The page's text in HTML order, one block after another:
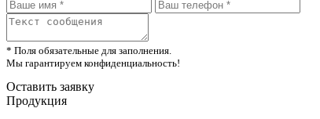
* Поля обязательные для заполнения.
Мы гарантируем конфиденциальность!
Оставить заявку
Продукция